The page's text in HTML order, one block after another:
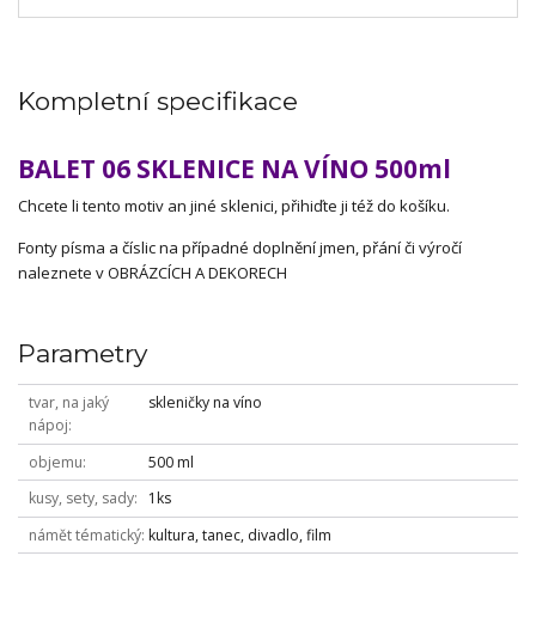
Kompletní specifikace
BALET 06 SKLENICE NA VÍNO 500ml
Chcete li tento motiv an jiné sklenici, přihiďte ji též do košíku.
Fonty písma a číslic na případné doplnění jmen, přání či výročí
naleznete v OBRÁZCÍCH A DEKORECH
Parametry
tvar, na jaký
nápoj
skleničky na víno
objemu
500 ml
kusy, sety, sady
1ks
námět tématický kultura, tanec, divadlo, film